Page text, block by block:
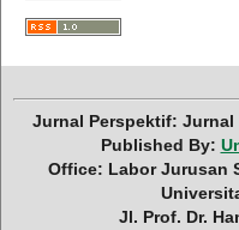
Jurnal Perspektif:
Published By:
Office: Labor Jurusan
Jl. Prof. Dr.